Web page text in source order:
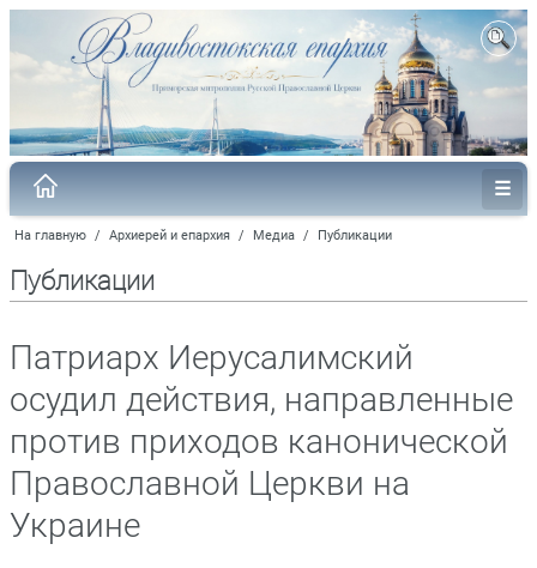
На главную / Архиерей и епархия / Медиа / Публикации
Публикации
Патриарх Иерусалимский
осудил действия, направленные
против приходов канонической
Православной Церкви на
Украине